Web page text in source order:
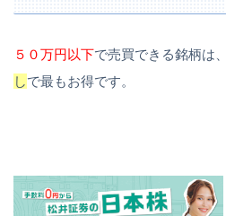
５０万円以下で売買できる銘柄は、
しで最もお得です。